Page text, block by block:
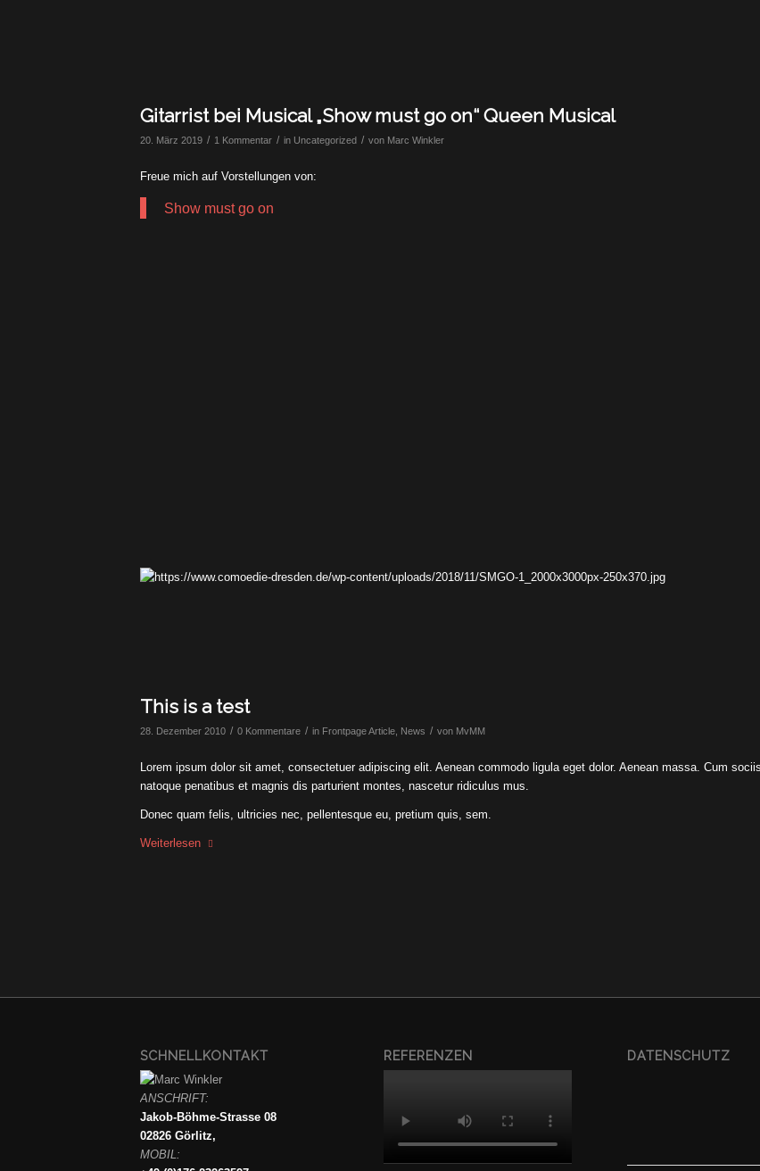
Gitarrist bei Musical „Show must go on“ Queen Musical
20. März 2019 / 1 Kommentar / in Uncategorized / von Marc Winkler
Freue mich auf Vorstellungen von:
Show must go on
This is a test
28. Dezember 2010 / 0 Kommentare / in Frontpage Article News / von MvMM
Lorem ipsum dolor sit amet, consectetuer adipiscing elit. Aenean commodo ligula eget dolor. Aenean massa. Cum sociis
natoque penatibus et magnis dis parturient montes, nascetur ridiculus mus.
Donec quam felis, ultricies nec, pellentesque eu, pretium quis, sem.
Weiterlesen
SCHNELLKONTAKT
ANSCHRIFT:
Jakob-Böhme-Strasse 08
02826 Görlitz,
MOBIL:
REFERENZEN DATENSCHUTZ